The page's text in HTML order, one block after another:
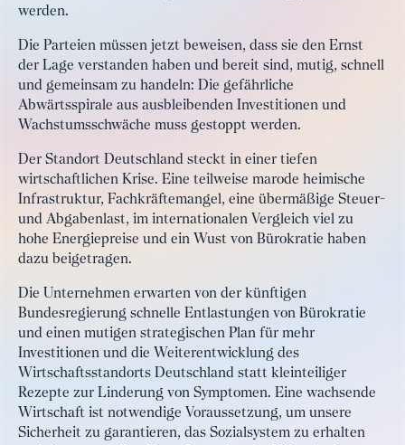
werden.
Die Parteien müssen jetzt beweisen, dass sie den Ernst
der Lage verstanden haben und bereit sind, mutig, schnell
und gemeinsam zu handeln: Die gefährliche
Abwärtsspirale aus ausbleibenden Investitionen und
Wachstumsschwäche muss gestoppt werden.
Der Standort Deutschland steckt in einer tiefen
wirtschaftlichen Krise. Eine teilweise marode heimische
Infrastruktur, Fachkräftemangel, eine übermäßige Steuer-
und Abgabenlast, im internationalen Vergleich viel zu
hohe Energiepreise und ein Wust von Bürokratie haben
dazu beigetragen.
Die Unternehmen erwarten von der künftigen
Bundesregierung schnelle Entlastungen von Bürokratie
und einen mutigen strategischen Plan für mehr
Investitionen und die Weiterentwicklung des
Wirtschaftsstandorts Deutschland statt kleinteiliger
Rezepte zur Linderung von Symptomen. Eine wachsende
Wirtschaft ist notwendige Voraussetzung, um unsere
Sicherheit zu garantieren, das Sozialsystem zu erhalten